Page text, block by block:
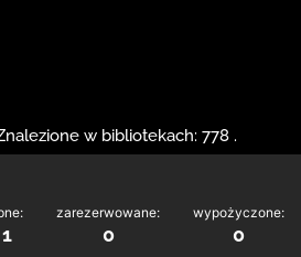
w bibliotekach: 778 .
zarezerwowane:
0
wypożyczone:
0